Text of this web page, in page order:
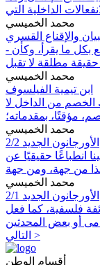
محمد الخميسي
والإقناع القسري
- يُقال إن القراءة نوعان: قراءة أفقية، وهي القراءة في مختلف المجالات، وتعقبها قراءة عمودية، وهي التعمق في تخصص معين. وحديثي الآتي كلّه عن القراءة الأفقية.القارئ في بداياته، يقتنع بكل ما يقرأ، وكأن
محمد الخميسي
ابن تيمية الفيلسوف
الخصم من الداخل لا
محمد الخميسي
الأورجانون الجديد 2/2
أربعة أوهام:1. وهم النوع: وهو أن الحواس لا تعطينا انطباعًا حقيقيًا عن
محمد الخميسي
الأورجانون الجديد 2/1
فلسفية، كما فعل
التالي >
أقسام الوطن